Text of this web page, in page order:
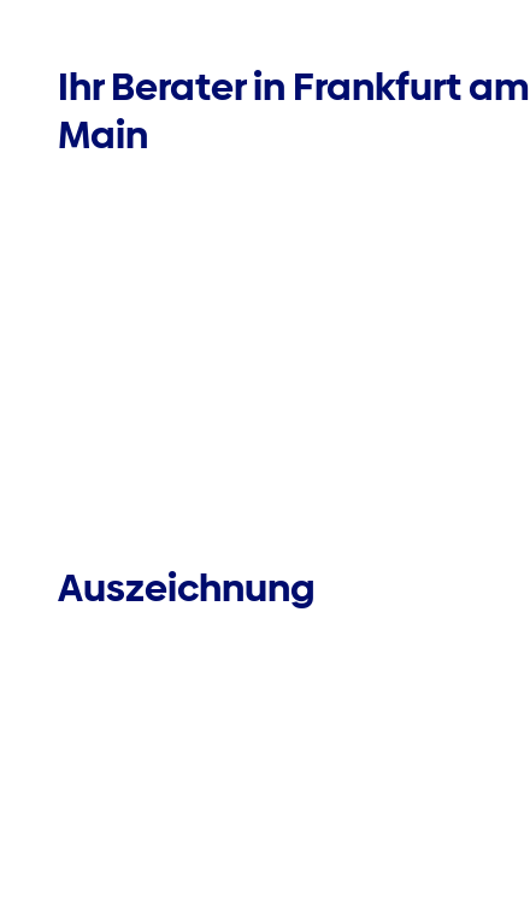
Ihr Berater in Frankfurt am
Main
Auszeichnung